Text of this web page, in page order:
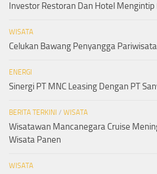
Investor Restoran Dan Hotel
WISATA
Celukan Bawang Penyangga Pariwisata
ENERGI
Sinergi PT MNC Leasing Dengan PT
BERITA TERKINI / WISATA
Wisatawan Mancanegara Cruise
Wisata Panen
WISATA